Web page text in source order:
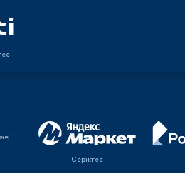
Серіктес